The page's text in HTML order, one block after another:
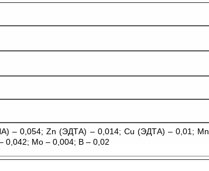
– 0,054; Zn (ЭДТА) – 0,014; Cu (ЭДТА) – 0,01; Mn
0,042; Mo – 0,004; B – 0,02